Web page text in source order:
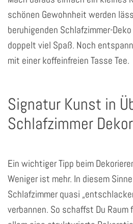
schönen Gewohnheit werden
beruhigenden Schlafzimmer-
doppelt viel Spaß. Noch
mit einer koffeinfreien Tasse Tee.
Signatur Kunst in
Schlafzimmer
Ein wichtiger Tipp beim
Weniger ist mehr. In diesem
Schlafzimmer quasi
verbannen. So schaffst Du Raum